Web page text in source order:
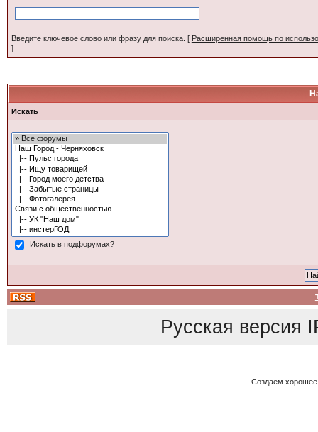
Введите ключевое слово или фразу для поиска. [ Расширенная помощь по
]
Искать
Искать в подфорумах?
Русская версия
Создаем